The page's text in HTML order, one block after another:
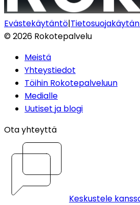
Evästekäytäntö|
©2026 Rokotepalvelu
Meistä
Yhteystiedot
Töihin Rokotepalveluun
Medialle
Uutiset ja blogi
Ota yhteyttä
Keskustele